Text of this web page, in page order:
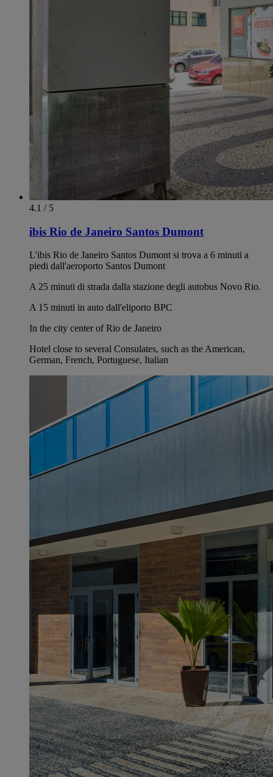
4.1 / 5
ibis Rio de Janeiro Santos Dumont
L'ibis Rio de Janeiro Santos Dumont si trova a 6 minuti a
piedi dall'aeroporto Santos Dumont
A 25 minuti di strada dalla stazione degli autobus Novo Rio.
A 15 minuti in auto dall'eliporto BPC
In the city center of Rio de Janeiro
Hotel close to several Consulates, such as the American,
German, French, Portuguese, Italian